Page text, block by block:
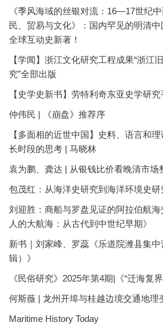
《季风海域的丝银对流：16—17世纪
民、贸易与文化》：国内罕见的明清
全球互动史新著！
【学闻】浙江文化研究工程成果“浙江
究”全部出版
【史学史新书】劳特利奇东亚史学研
仲伟民 | 《崩盘》推荐序
【多面相的近世中国】史料、语言和
长时段的思考 | 马晓林
袁为鹏、龚达 | 从银钱比价看晚清市场
包茂红：从海洋史研究到海洋环境史研
刘迎胜：商船与罗盘见证的阿拉伯航
人的大航海：从古代到中世纪早期》
新书｜刘家峰、罗蕊《乐道院潍县集
辑）》
《民俗研究》2025年第4期|《“迁海复
何斯薇 | 龙州开埠与桂越边境交通地
Maritime History Today